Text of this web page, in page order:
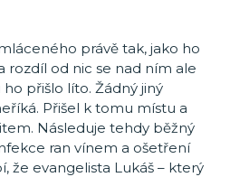
právě tak, jako ho
rozdíl od nic se nad ním ale
přišlo líto. Žádný jiný
Přišel k tomu místu a
Následuje tehdy běžný
ran vínem a ošetření
že evangelista Lukáš – který